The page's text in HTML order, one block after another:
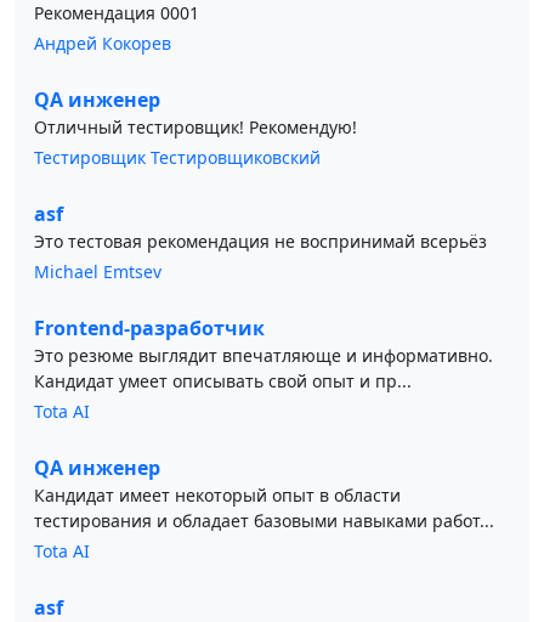
Рекомендация 0001
Андрей Кокорев
QA инженер
Отличный тестировщик! Рекомендую!
Тестировщик Тестировщиковский
asf
Это тестовая рекомендация не воспринимай всерьёз
Michael Emtsev
Frontend-разработчик
Это резюме выглядит впечатляюще и информативно.
Кандидат умеет описывать свой опыт и пр...
Tota AI
QA инженер
Кандидат имеет некоторый опыт в области
тестирования и обладает базовыми навыками работ...
Tota AI
asf